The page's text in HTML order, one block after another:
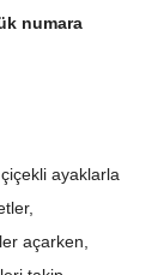
numara
çiçekli ayaklarla
açarken,